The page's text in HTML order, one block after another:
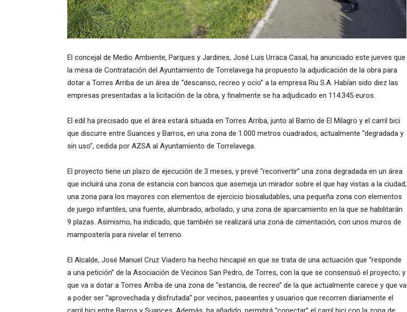
El concejal de Medio Ambiente, Parques y Jardines, José Luis Urraca Casal, ha anunciado este jueves que
la mesa de Contratación del Ayuntamiento de Torrelavega ha propuesto la adjudicación de la obra para
dotar a Torres Arriba de un área de “descanso, recreo y ocio” a la empresa Riu S.A. Habían sido diez las
empresas presentadas a la licitación de la obra, y finalmente se ha adjudicado en 114.345 euros.
El edil ha precisado que el área estará situada en Torres Arriba, junto al Barrio de El Milagro y el carril bici
que discurre entre Suances y Barros, en una zona de 1.000 metros cuadrados, actualmente “degradada y
sin uso”, cedida por AZSA al Ayuntamiento de Torrelavega.
El proyecto tiene un plazo de ejecución de 3 meses, y prevé “reconvertir” una zona degradada en un área
que incluirá una zona de estancia con bancos que asemeja un mirador sobre el que hay vistas a la ciudad;
una zona para los mayores con elementos de ejercicio biosaludables, una pequeña zona con elementos
de juego infantiles, una fuente, alumbrado, arbolado, y una zona de aparcamiento en la que se habilitarán
9 plazas. Asimismo, ha indicado, que también se realizará una zona de cimentación, con unos muros de
mampostería para nivelar el terreno.
El Alcalde, José Manuel Cruz Viadero ha hecho hincapié en que se trata de una actuación que “responde
a una petición” de la Asociación de Vecinos San Pedro, de Torres, con la que se consensuó el proyecto; y
que va a dotar a Torres Arriba de una zona de “estancia, de recreo” de la que actualmente carece y que va
a poder ser “aprovechada y disfrutada” por vecinos, paseantes y usuarios que recorren diariamente el